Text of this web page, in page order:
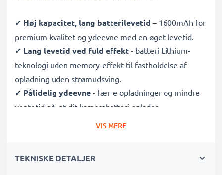
✔ Høj kapacitet, lang batterilevetid – 1600mAh for
premium kvalitet og ydeevne med en øget levetid.
✔ Lang levetid ved fuld effekt - batteri Lithium-
teknologi uden memory-effekt til fastholdelse af
opladning uden strømudsving.
✔ Pålidelig ydeevne - færre opladninger og mindre
ventetid på, at dit kamerabatteri oplades.
Certificeret sikkerhed og kvalitet
✔Grundig og omfattende test
VIS MERE
TEKNISKE DETALJER